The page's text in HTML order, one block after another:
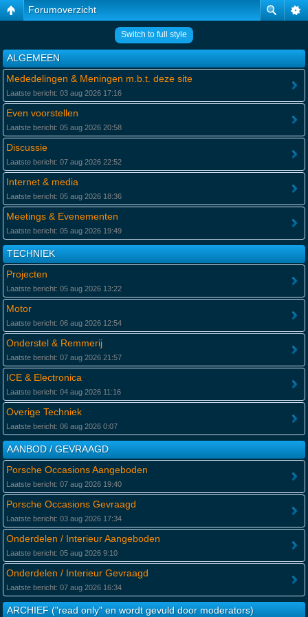
Forumoverzicht
Switch to full style
ALGEMEEN
Mededelingen & Meningen m.b.t. deze site
Laatste bericht: 03 aug 2026 17:16
Even voorstellen
Laatste bericht: 05 aug 2026 20:58
Discussie
Laatste bericht: 07 aug 2026 22:52
Internet & media
Laatste bericht: 05 aug 2026 18:36
Meetings & Evenementen
Laatste bericht: 05 aug 2026 19:49
TECHNIEK
Projecten
Laatste bericht: 05 aug 2026 13:22
Motor
Laatste bericht: 06 aug 2026 12:54
Onderstel & Remmerij
Laatste bericht: 07 aug 2026 21:57
ICE & Electronica
Laatste bericht: 04 aug 2026 11:16
Overige Techniek
Laatste bericht: 06 aug 2026 0:07
AANBOD / GEVRAAGD
Porsche Occasions Aangeboden
Laatste bericht: 07 aug 2026 19:40
Porsche Occasions Gevraagd
Laatste bericht: 03 aug 2026 17:34
Onderdelen / Interieur Aangeboden
Laatste bericht: 05 aug 2026 9:10
Onderdelen / Interieur Gevraagd
Laatste bericht: 07 aug 2026 16:34
ARCHIEF ("read only" en wordt gevuld door moderators)